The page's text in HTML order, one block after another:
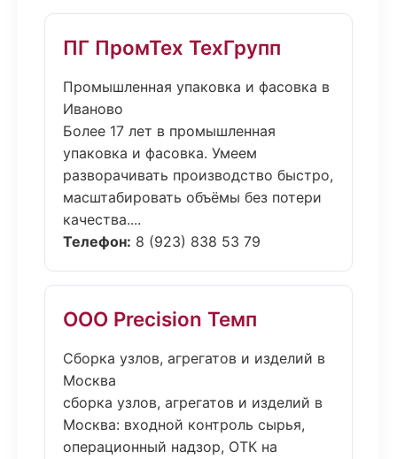
ПГ ПромТех ТехГрупп
Промышленная упаковка и фасовка в
Иваново
Более 17 лет в промышленная
упаковка и фасовка. Умеем
разворачивать производство быстро,
масштабировать объёмы без потери
качества....
Телефон: 8 (923) 838 53 79
ООО Precision Темп
Сборка узлов, агрегатов и изделий в
Москва
сборка узлов, агрегатов и изделий в
Москва: входной контроль сырья,
операционный надзор, ОТК на